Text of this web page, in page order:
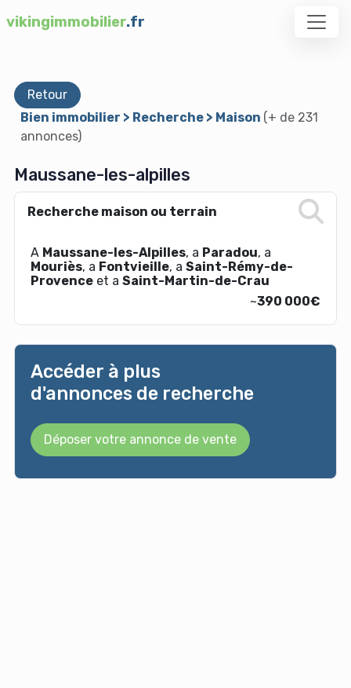
vikingimmobilier.fr
Retour
Bien immobilier > Recherche > Maison (+ de 231
annonces)
Maussane-les-alpilles
Recherche maison ou terrain
A Maussane-les-Alpilles, a Paradou, a
Mouriès, a Fontvieille, a Saint-Rémy-de-
Provenceet a Saint-Martin-de-Crau
~390 000€
Accéder à plus
d'annonces de recherche
Déposer votre annonce de vente